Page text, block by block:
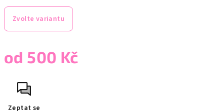
Zvolte variantu
od 500 Kč
cena:
Zeptat se